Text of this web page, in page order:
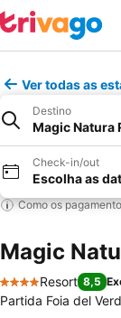
Ver todas as
Destino
Magic Natura
Check-in/out
Escolha as
Como os
Magic
4 Estrelas
Resort 8,5
Partida Foia del